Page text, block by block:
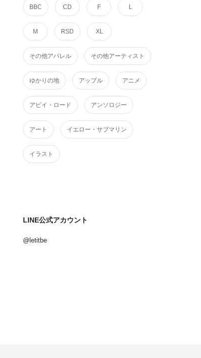
BBC CD F L
M RSD XL
その他アパレル その他アーティスト
ゆかりの地 アップル アニメ
アビイ・ロード アンソロジー
アート イエロー・サブマリン
イラスト
LINE公式アカウント
@letitbe